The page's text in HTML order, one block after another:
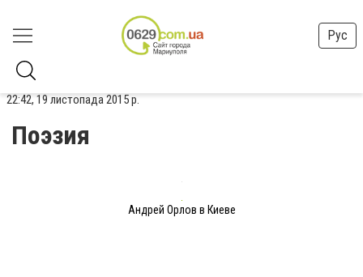
Рус
22:42, 19 листопада 2015 р.
Поэзия
Андрей Орлов в Киеве